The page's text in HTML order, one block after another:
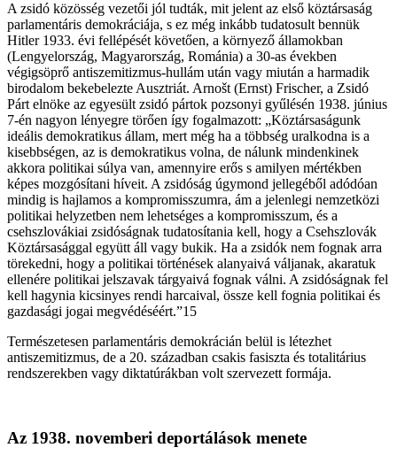
A zsidó közösség vezetői jól tudták, mit jelent az első köztársaság
parlamentáris demokráciája, s ez még inkább tudatosult bennük
Hitler 1933. évi fellépését követően, a környező államokban
(Lengyelország, Magyarország, Románia) a 30-as években
végigsöprő antiszemitizmus-hullám után vagy miután a harmadik
birodalom bekebelezte Ausztriát. Arnošt (Ernst) Frischer, a Zsidó
Párt elnöke az egyesült zsidó pártok pozsonyi gyűlésén 1938. június
7-én nagyon lényegre törően így fogalmazott: „Köztársaságunk
ideális demokratikus állam, mert még ha a többség uralkodna is a
kisebbségen, az is demokratikus volna, de nálunk mindenkinek
akkora politikai súlya van, amennyire erős s amilyen mértékben
képes mozgósítani híveit. A zsidóság úgymond jellegéből adódóan
mindig is hajlamos a kompromisszumra, ám a jelenlegi nemzetközi
politikai helyzetben nem lehetséges a kompromisszum, és a
csehszlovákiai zsidóságnak tudatosítania kell, hogy a Csehszlovák
Köztársasággal együtt áll vagy bukik. Ha a zsidók nem fognak arra
törekedni, hogy a politikai történések alanyaivá váljanak, akaratuk
ellenére politikai jelszavak tárgyaivá fognak válni. A zsidóságnak fel
kell hagynia kicsinyes rendi harcaival, össze kell fognia politikai és
gazdasági jogai megvédéséért.”15
Természetesen parlamentáris demokrácián belül is létezhet
antiszemitizmus, de a 20. században csakis fasiszta és totalitárius
rendszerekben vagy diktatúrákban volt szervezett formája.
Az 1938. novemberi deportálások menete